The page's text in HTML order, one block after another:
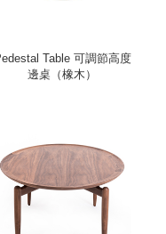
Table 可調節高度
邊桌（橡木）